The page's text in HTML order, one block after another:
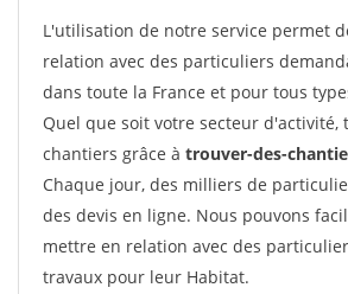
L'utilisation de notre service permet
relation avec des particuliers
dans toute la France et pour tous
Quel que soit votre secteur d'activité,
chantiers grâce à trouver-des-
Chaque jour, des milliers de
des devis en ligne. Nous pouvons
mettre en relation avec des
travaux pour leur Habitat.